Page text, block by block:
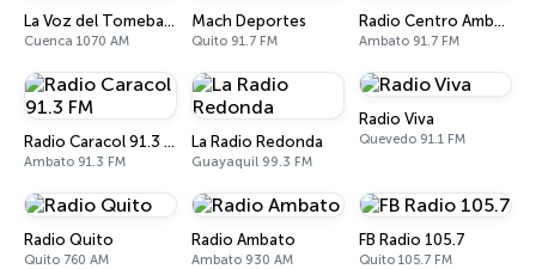
La Voz del Tomebamba
Cuenca 1070 AM
Mach Deportes
Quito 91.7 FM
Radio Centro Ambato
Ambato 91.7 FM
Radio Caracol 91.3 FM
Ambato 91.3 FM
La Radio Redonda
Guayaquil 99.3 FM
Radio Viva
Quevedo 91.1 FM
Radio Quito
Quito 760 AM
Radio Ambato
Ambato 930 AM
FB Radio 105.7
Quito 105.7 FM